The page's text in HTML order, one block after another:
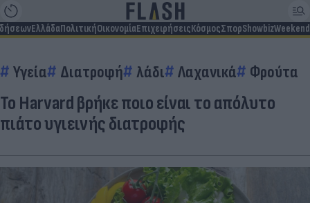
ΕλλάδαΠολιτικήΟικονομίαΕπιχειρήσειςΚόσμοςΣπορShowbizWeekend
Υγεία Διατροφή λάδι Λαχανικά Φρούτα
Το Harvard βρήκε ποιο είναι το απόλυτο
πιάτο υγιεινής διατροφής